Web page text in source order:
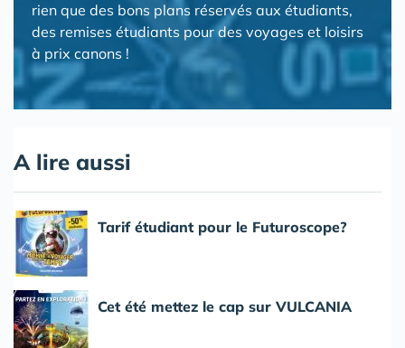
rien que des bons plans réservés aux étudiants,
des remises étudiants pour des voyages et loisirs
à prix canons !
A lire aussi
Tarif étudiant pour le Futuroscope?
Cet été mettez le cap sur VULCANIA